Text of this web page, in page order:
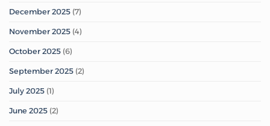
December 2025 (7)
November 2025 (4)
October 2025 (6)
September 2025 (2)
July 2025 (1)
June 2025 (2)